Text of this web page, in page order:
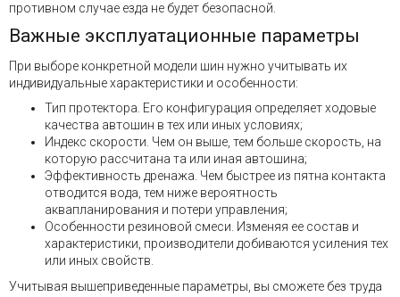
противном случае езда не будет безопасной.
Важные эксплуатационные параметры
При выборе конкретной модели шин нужно учитывать их
индивидуальные характеристики и особенности:
Тип протектора. Его конфигурация определяет ходовые
качества автошин в тех или иных условиях;
Индекс скорости. Чем он выше, тем больше скорость, на
которую рассчитана та или иная автошина;
Эффективность дренажа. Чем быстрее из пятна контакта
отводится вода, тем ниже вероятность
аквапланирования и потери управления;
Особенности резиновой смеси. Изменяя ее состав и
характеристики, производители добиваются усиления тех
или иных свойств.
Учитывая вышеприведенные параметры, вы сможете без труда